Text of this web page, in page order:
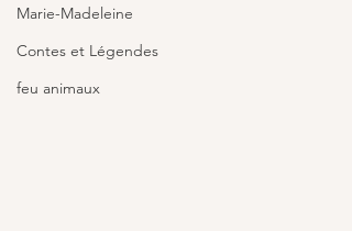
Marie-Madeleine
Contes et Légendes
feu animaux